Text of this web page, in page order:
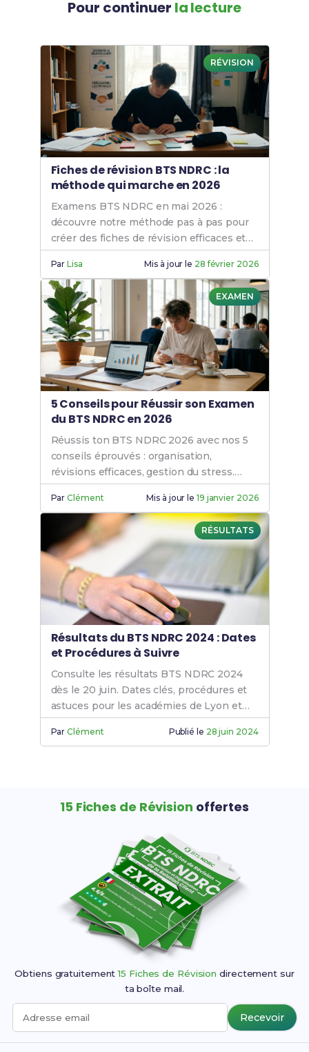
Pour continuer la lecture
RÉVISION
Fiches de révision BTS NDRC : la
méthode qui marche en 2026
Examens BTS NDRC en mai 2026 :
découvre notre méthode pas à pas pour
créer des fiches de révision efficaces et
décrocher ton diplôme. Conseils + outils
2026.
ParLisa Mis à jour le 28 février 2026
EXAMEN
5 Conseils pour Réussir son Examen
du BTS NDRC en 2026
Réussis ton BTS NDRC 2026 avec nos 5
conseils éprouvés : organisation,
révisions efficaces, gestion du stress.
Prépare ton examen dès maintenant !
ParClément Mis à jour le 19 janvier 2026
RÉSULTATS
Résultats du BTS NDRC 2024 : Dates
et Procédures à Suivre
Consulte les résultats BTS NDRC 2024
dès le 20 juin. Dates clés, procédures et
astuces pour les académies de Lyon et
Orléans-Tours incluses.
ParClément Publié le 28 juin 2024
15 Fiches de Révision offertes
Obtiens gratuitement15 Fiches de Révision directement sur
ta boîte mail.
Adresse email Recevoir